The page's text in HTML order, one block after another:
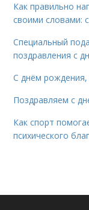
Как правильно
своими словами:
Специальный
поздравления с
С днём рождения,
Поздравляем с
Как спорт
психического